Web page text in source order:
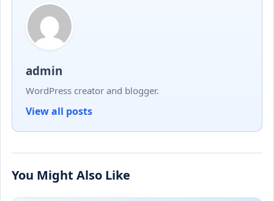
admin
WordPress creator and blogger.
View all posts
You Might Also Like